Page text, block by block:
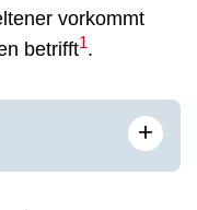
vorkommt
betrifft1.
+